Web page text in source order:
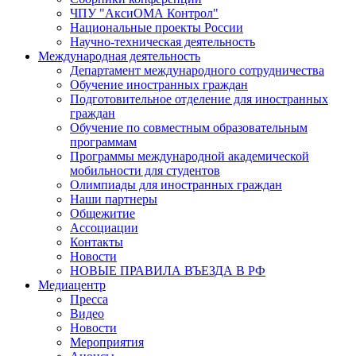
ЧПУ "АксиОМА Контрол"
Национальные проекты России
Научно-техническая деятельность
Международная деятельность
Департамент международного сотрудничества
Обучение иностранных граждан
Подготовительное отделение для иностранных
граждан
Обучение по совместным образовательным
программам
Программы международной академической
мобильности для студентов
Олимпиады для иностранных граждан
Наши партнеры
Общежитие
Ассоциации
Контакты
Новости
НОВЫЕ ПРАВИЛА ВЪЕЗДА В РФ
Медиацентр
Пресса
Видео
Новости
Мероприятия